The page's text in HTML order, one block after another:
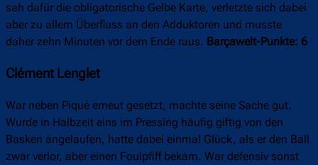
sah dafür die obligatorische Gelbe Karte, verletzte sich dabei
aber zu allem Überfluss an den Adduktoren und musste
daher zehn Minuten vor dem Ende raus. Barçawelt-Punkte: 6
Clément Lenglet
War neben Piqué erneut gesetzt, machte seine Sache gut.
Wurde in Halbzeit eins im Pressing häufig giftig von den
Basken angelaufen, hatte dabei einmal Glück, als er den Ball
zwar verlor, aber einen Foulpfiff bekam. War defensiv sonst